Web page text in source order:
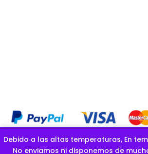
Debido a las altas temperaturas, En
No enviamos ni disponemos de
COPYRIGHT OFICIAL © GOLOSINAS LA